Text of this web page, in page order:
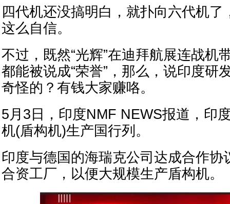
四代机还没搞明白，就扑向六代机了
这么自信。
不过，既然“光辉”在迪拜航展连战机
都能被说成“荣誉”，那么，说印度研
奇怪的？有钱大家赚咯。
5月3日，印度NMF NEWS报道，印
机(盾构机)生产国行列。
印度与德国的海瑞克公司达成合作协
合资工厂，以便大规模生产盾构机。